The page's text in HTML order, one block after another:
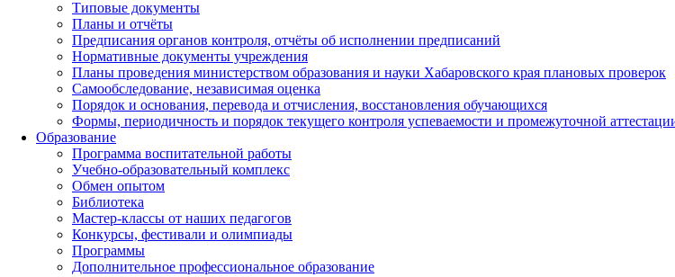
Типовые документы
Планы и отчёты
Предписания органов контроля, отчёты об исполнении предписаний
Нормативные документы учреждения
Планы проведения министерством образования и науки Хабаровского края плановых проверок
Самообследование, независимая оценка
Порядок и основания, перевода и отчисления, восстановления обучающихся
Формы, периодичность и порядок текущего контроля успеваемости и промежуточной
Образование
Программа воспитательной работы
Учебно-образовательный комплекс
Обмен опытом
Библиотека
Мастер-классы от наших педагогов
Конкурсы, фестивали и олимпиады
Программы
Дополнительное профессиональное образование